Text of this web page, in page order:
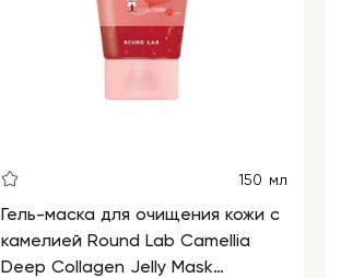
150 мл
Гель-маска для очищения кожи c
камелией Round Lab Camellia
Deep Collagen Jelly Mask